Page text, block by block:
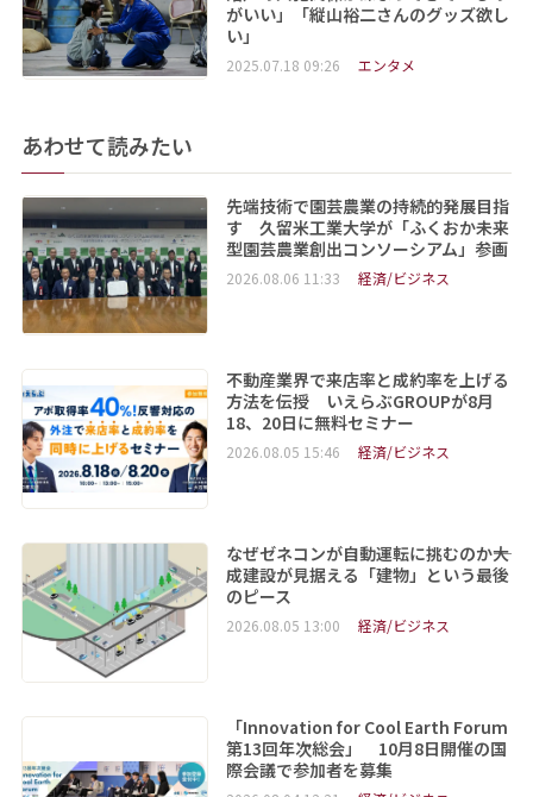
がいい」「縦山裕二さんのグッズ欲し
い」
2025.07.18 09:26 エンタメ
あわせて読みたい
先端技術で園芸農業の持続的発展目指
す 久留米工業大学が「ふくおか未来
型園芸農業創出コンソーシアム」参画
2026.08.06 11:33 経済/ビジネス
不動産業界で来店率と成約率を上げる
方法を伝授 いえらぶGROUPが8月
18、20日に無料セミナー
2026.08.05 15:46 経済/ビジネス
なぜゼネコンが自動運転に挑むのか――大
成建設が見据える「建物」という最後
のピース
2026.08.05 13:00 経済/ビジネス
「Innovation for Cool Earth Forum
第13回年次総会」 10月8日開催の国
際会議で参加者を募集